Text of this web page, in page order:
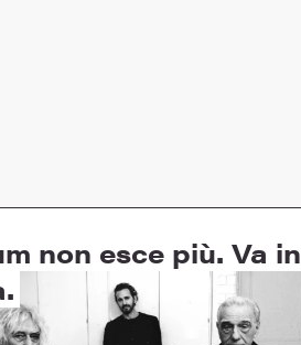
non esce più. Va in